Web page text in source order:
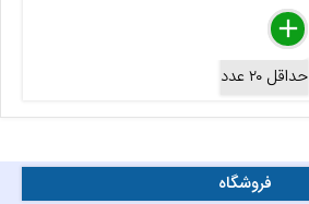
delete
remove
add
حداقل ۲۰ عدد
فروشگاه